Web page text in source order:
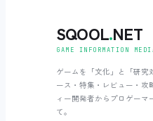
SQOOL.NET
GAME INFORMATION
ゲームを「文化」と「研究
ース・特集・レビュー・攻
ィー開発者からプロゲーマ
て。